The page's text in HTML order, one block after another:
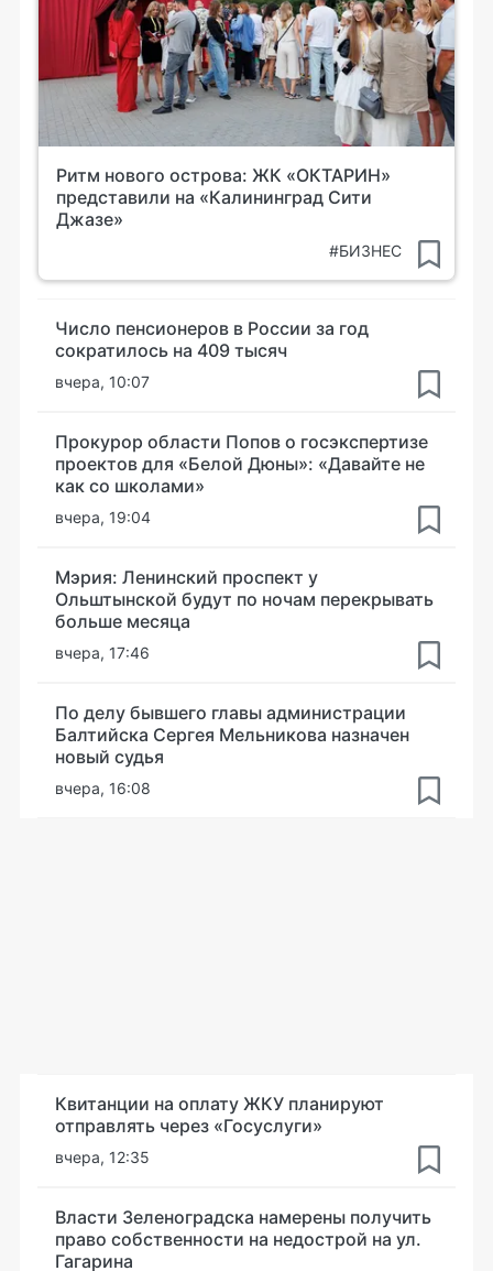
Ритм нового острова: ЖК «ОКТАРИН»
представили на «Калининград Сити
Джазе»
#БИЗНЕС
Число пенсионеров в России за год
сократилось на 409 тысяч
вчера, 10:07
Прокурор области Попов о госэкспертизе
проектов для «Белой Дюны»: «Давайте не
как со школами»
вчера, 19:04
Мэрия: Ленинский проспект у
Ольштынской будут по ночам перекрывать
больше месяца
вчера, 17:46
По делу бывшего главы администрации
Балтийска Сергея Мельникова назначен
новый судья
вчера, 16:08
Квитанции на оплату ЖКУ планируют
отправлять через «Госуслуги»
вчера, 12:35
Власти Зеленоградска намерены получить
право собственности на недострой на ул.
Гагарина